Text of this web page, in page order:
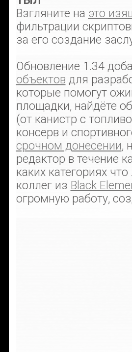
Взгляните на это
фильтрации
за его создание
Обновление 1.34
объектов для
которые помогут
площадки, найдёте
(от канистр с
консерв и
срочном донесении,
редактор в течение
каких категориях
коллег из Black
огромную работу,